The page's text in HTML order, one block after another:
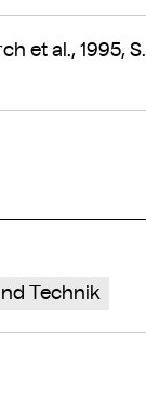
et al., 1995, S.
Technik